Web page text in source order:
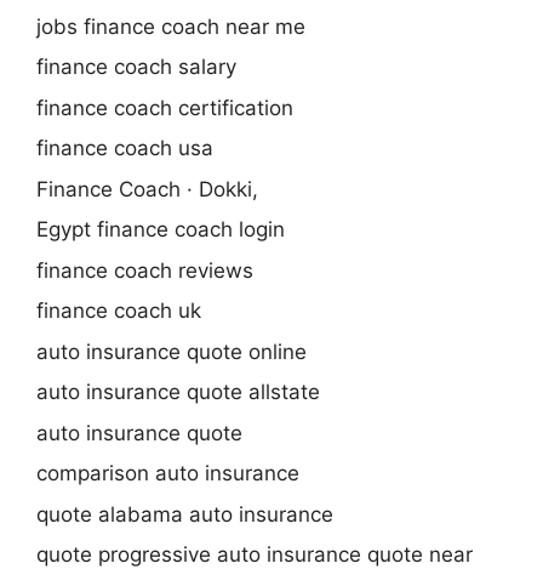
jobs finance coach near me
finance coach salary
finance coach certification
finance coach usa
Finance Coach · Dokki,
Egypt finance coach login
finance coach reviews
finance coach uk
auto insurance quote online
auto insurance quote allstate
auto insurance quote
comparison auto insurance
quote alabama auto insurance
quote progressive auto insurance quote near